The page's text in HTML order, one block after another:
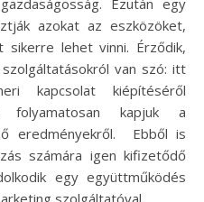
Ezután egy
azokat az eszközöket,
sikerre lehet vinni. Érződik,
van szó: itt
kapcsolat kiépítéséről
folyamatosan kapjuk a
eredményekről. Ebből is
számára igen kifizetődő
egy együttműködés
szolgáltatóval.